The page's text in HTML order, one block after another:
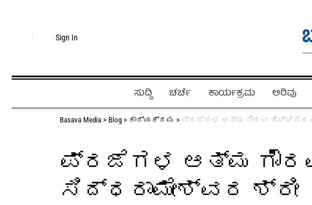
Sign In
ಸುದ್ದಿ ಚರ್ಚೆ ಕಾರ್ಯಕ್ರಮ ಅರಿವು
Basava Media > Blog > ಕಾರ್ಯಕ್ರಮ > ಪ್ರಜೆಗಳ ಆತ್ಮ ಗೌರವ ಹೆಚ್ಚಿಸಿದ
ಪ್ರಜೆಗಳ ಆತ್ಮ
ಸಿದ್ಧರಾಮೇಶ್ವರ ಶ್ರೀ